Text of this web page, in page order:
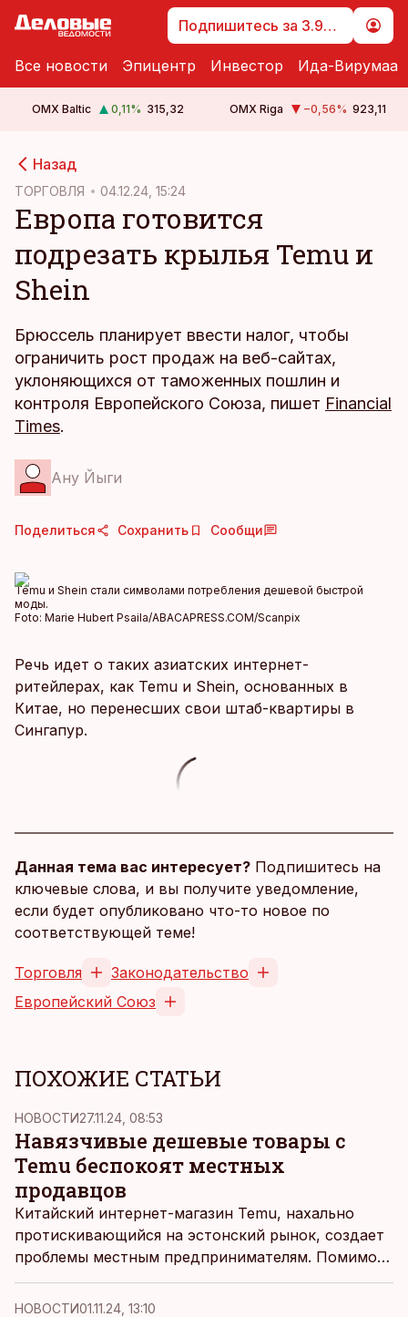
Подпишитесь за 3.99 €
Все новости Эпицентр Инвестор Ида-Вирумаа
OMX Baltic 0,11% 315,32 OMX Riga −0,56% 923,11
Назад
ТОРГОВЛЯ 04.12.24, 15:24
Европа готовится
подрезать крылья Temu и
Shein
Брюссель планирует ввести налог, чтобы
ограничить рост продаж на веб-сайтах,
уклоняющихся от таможенных пошлин и
контроля Европейского Союза, пишет Financial
Times.
Ану Йыги
Поделиться Сохранить Сообщи
Temu и Shein стали символами потребления дешевой быстрой
моды.
Foto: Marie Hubert Psaila/ABACAPRESS.COM/Scanpix
Речь идет о таких азиатских интернет-
ритейлерах, как Temu и Shein, основанных в
Китае, но перенесших свои штаб-квартиры в
Сингапур.
Данная тема вас интересует? Подпишитесь на
ключевые слова, и вы получите уведомление,
если будет опубликовано что-то новое по
соответствующей теме!
Торговля
Законодательство
Европейский Союз
ПОХОЖИЕ СТАТЬИ
НОВОСТИ27.11.24, 08:53
Навязчивые дешевые товары с
Temu беспокоят местных
продавцов
Китайский интернет-магазин Temu, нахально
протискивающийся на эстонский рынок, создает
проблемы местным предпринимателям. Помимо
налоговых вопросов, возникает еще один: что
китайцы делают с нашими данными?
НОВОСТИ01.11.24, 13:10